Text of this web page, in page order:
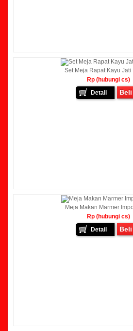
Set Meja Rapat Kayu Jati
Rp (hubungi cs)
Detail
Beli
Meja Makan Marmer
Rp (hubungi cs)
Detail
Beli